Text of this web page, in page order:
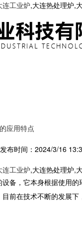
连工业炉,大连热处理炉,
应用特点
发布时间：2024/3/16
连工业炉,大连热处理炉,
备，它本身根据使用
前在技术不断的发展